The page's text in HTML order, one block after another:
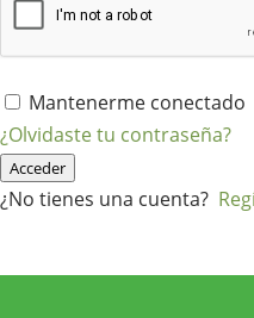
Mantenerme conectado
¿Olvidaste tu contraseña?
Acceder
¿No tienes una cuenta?